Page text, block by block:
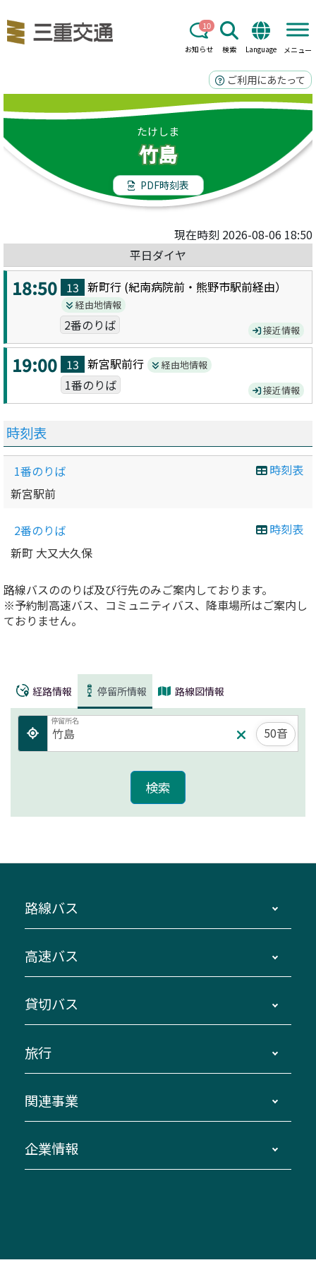
お知らせ
10
検索 Language メニュー
ご利用にあたって
たけしま
竹島
PDF時刻表
現在時刻 2026-08-06 18:50
平日ダイヤ
18:50 13 新町行 (紀南病院前・熊野市駅前経由）
経由地情報
2番のりば 接近情報
19:00 13 新宮駅前行 経由地情報
1番のりば 接近情報
時刻表
時刻表
1番のりば
新宮駅前
時刻表
2番のりば
新町 大又大久保
路線バスののりば及び行先のみご案内しております。
※予約制高速バス、コミュニティバス、降車場所はご案内し
ておりません。
経路情報 停留所情報 路線図情報
停留所名
50音
路線バス
主要停留所案内図・時刻表
路線バスのご利用方法
三重交通接近情報バスロケーションシステム
ダイヤ改正情報
迂回・休止について
臨時バスについて
伊勢二見鳥羽周遊バスCANばす
「みえブルーライン」（三重大学病院直通バ
神都ライナー
高速バス
南紀・VISON～横浜・東京・埼玉
伊賀～名古屋
南紀～VISON～名古屋
湯の山温泉～名古屋
桑名・長島温泉・金城ふ頭駅～中部国際空港
（休止中）
貸切バス
貸切バスのご利用について
お問い合わせ
旅行
貸切バス団体旅行
美し国周遊ばす
関連事業
自家用自動車車両運行管理
企業情報